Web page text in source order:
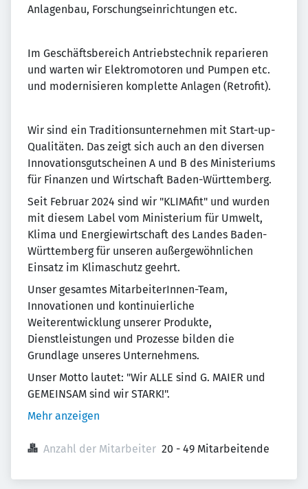
Anlagenbau, Forschungseinrichtungen etc.
Im Geschäftsbereich Antriebstechnik reparieren
und warten wir Elektromotoren und Pumpen etc.
und modernisieren komplette Anlagen (Retrofit).
Wir sind ein Traditionsunternehmen mit Start-up-
Qualitäten. Das zeigt sich auch an den diversen
Innovationsgutscheinen A und B des Ministeriums
für Finanzen und Wirtschaft Baden-Württemberg.
Seit Februar 2024 sind wir "KLIMAfit" und wurden
mit diesem Label vom Ministerium für Umwelt,
Klima und Energiewirtschaft des Landes Baden-
Württemberg für unseren außergewöhnlichen
Einsatz im Klimaschutz geehrt.
Unser gesamtes MitarbeiterInnen-Team,
Innovationen und kontinuierliche
Weiterentwicklung unserer Produkte,
Dienstleistungen und Prozesse bilden die
Grundlage unseres Unternehmens.
Unser Motto lautet: "Wir ALLE sind G. MAIER und
GEMEINSAM sind wir STARK!".
Mehr anzeigen
Anzahl der Mitarbeiter 20 - 49 Mitarbeitende